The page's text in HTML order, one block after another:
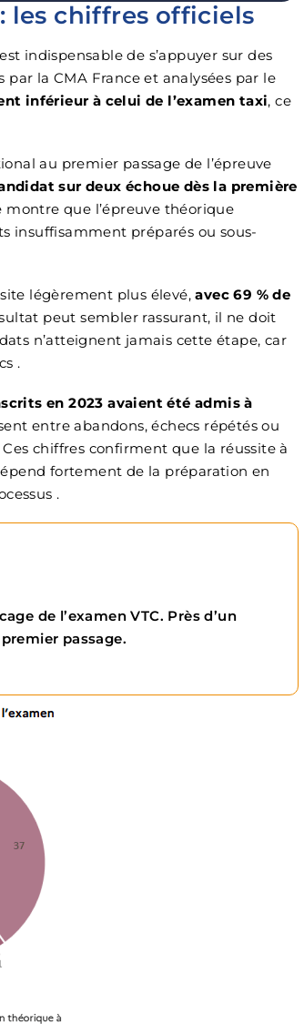
les chiffres officiels
indispensable de s’appuyer sur des
la CMA France et analysées par le
inférieur à celui de l’examen taxi, ce
au premier passage de l’épreuve
sur deux échoue dès la première
que l’épreuve théorique
insuffisamment préparés ou sous-
légèrement plus élevé,avec 69 % de
peut sembler rassurant, il ne doit
n’atteignent jamais cette étape, car
.
en 2023 avaient été admis à
entre abandons, échecs répétés ou
chiffres confirment que la réussite à
fortement de la préparation en
.
de l’examen VTC. Près d’un
passage.